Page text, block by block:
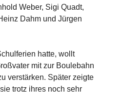
Weber, Sigi Quadt,
Dahm und Jürgen
hatte, wollt
mit zur Boulebahn
verstärken. Später zeigte
trotz ihres noch sehr